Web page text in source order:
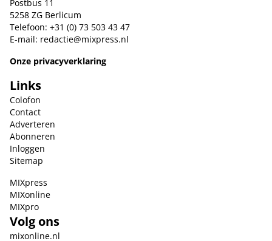
Postbus 11
5258 ZG Berlicum
Telefoon: +31 (0) 73 503 43 47
E-mail: redactie@mixpress.nl
Onze privacyverklaring
Links
Colofon
Contact
Adverteren
Abonneren
Inloggen
Sitemap
MIXpress
MIXonline
MIXpro
Volg ons
mixonline.nl